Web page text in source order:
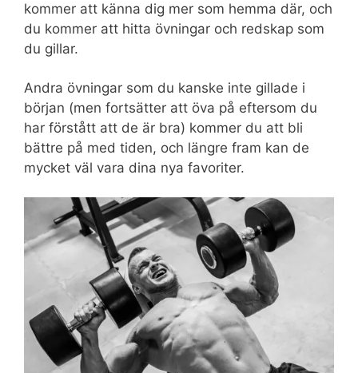
kommer att känna dig mer som hemma där, och
du kommer att hitta övningar och redskap som
du gillar.
Andra övningar som du kanske inte gillade i
början (men fortsätter att öva på eftersom du
har förstått att de är bra) kommer du att bli
bättre på med tiden, och längre fram kan de
mycket väl vara dina nya favoriter.